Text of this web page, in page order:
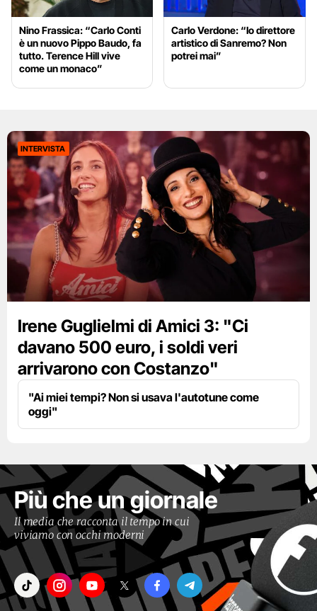
Nino Frassica: “Carlo Conti
è un nuovo Pippo Baudo, fa
tutto. Terence Hill vive
come un monaco”
Carlo Verdone: “Io direttore
artistico di Sanremo? Non
potrei mai”
INTERVISTA
Irene Guglielmi di Amici 3: "Ci
davano 500 euro, i soldi veri
arrivarono con Costanzo"
"Ai miei tempi? Non si usava l'autotune come
oggi"
Più che un giornale
Il media che racconta il tempo in cui
viviamo con occhi moderni